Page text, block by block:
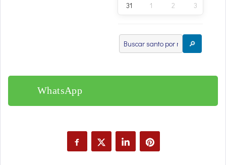
31 1 2 3
🔎
WhatsApp